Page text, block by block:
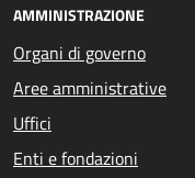
AMMINISTRAZIONE
Organi di governo
Aree amministrative
Uffici
Enti e fondazioni